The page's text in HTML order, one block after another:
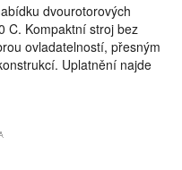
dvourotorových
C. Kompaktní stroj bez
ovladatelností, přesným
Uplatnění najde